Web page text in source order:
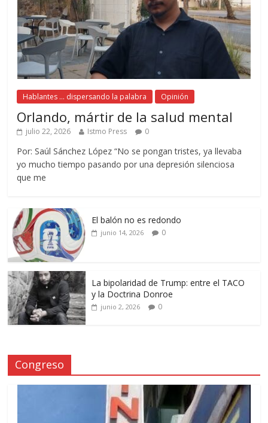
Hablantes ... dispersando la palabra Opinión
Orlando, mártir de la salud mental
julio 22, 2026 Istmo Press 0
Por: Saúl Sánchez López “No se pongan tristes, ya llevaba
yo mucho tiempo pasando por una depresión silenciosa
que me
El balón no es redondo
junio 14, 2026 0
La bipolaridad de Trump: entre el TACO
y la Doctrina Donroe
junio 2, 2026 0
Congreso